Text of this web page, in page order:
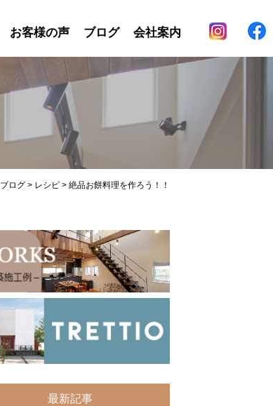
お客様の声 ブログ 会社案内
ブログ > レシピ > 絶品お餅料理を作ろう！！
最新記事